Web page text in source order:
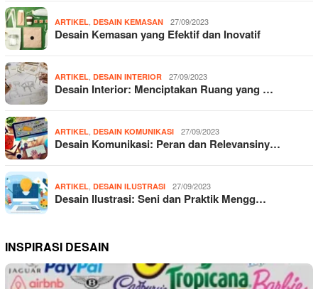
ARTIKEL DESAIN KEMASAN 27/09/2023
Desain Kemasan yang Efektif dan Inovatif
ARTIKEL DESAIN INTERIOR 27/09/2023
Desain Interior: Menciptakan Ruang yang …
ARTIKEL DESAIN KOMUNIKASI 27/09/2023
Desain Komunikasi: Peran dan Relevansiny…
ARTIKEL DESAIN ILUSTRASI 27/09/2023
Desain Ilustrasi: Seni dan Praktik Mengg…
INSPIRASI DESAIN